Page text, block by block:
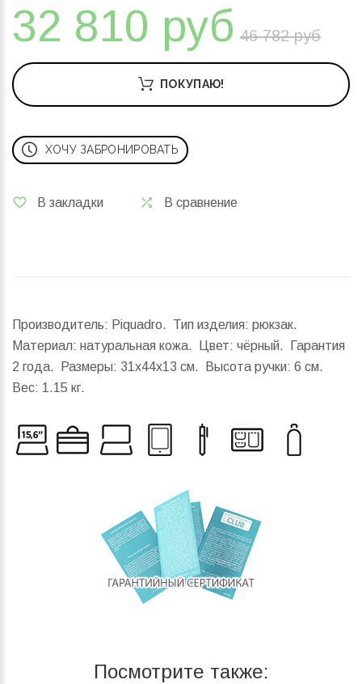
32 810 руб 46 782 руб
ПОКУПАЮ!
ХОЧУ ЗАБРОНИРОВАТЬ
В закладки В сравнение
Производитель: Piquadro. Тип изделия: рюкзак.
Материал: натуральная кожа. Цвет: чёрный. Гарантия
2 года.
Размеры: 31x44x13 см. Высота ручки: 6 см.
Вес: 1.15 кг.
Посмотрите также: